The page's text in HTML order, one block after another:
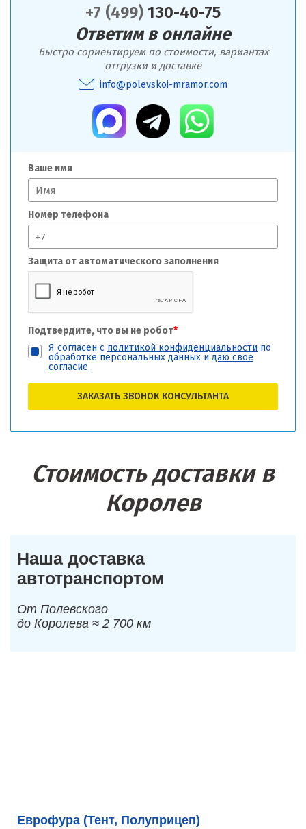
+7 (499) 130-40-75
Ответим в онлайне
Быстро сориентируем по стоимости, вариантах
отгрузки и доставке
info@polevskoi-mramor.com
Ваше имя
Номер телефона
Защита от автоматического заполнения
Подтвердите, что вы не робот*
Я согласен с политикой конфиденциальности по
обработке персональных данных и даю свое
согласие
ЗАКАЗАТЬ ЗВОНОК КОНСУЛЬТАНТА
Стоимость доставки в
Королев
Наша доставка
автотранспортом
От Полевского
до Королева ≈ 2 700 км
Еврофура (Тент, Полуприцеп)